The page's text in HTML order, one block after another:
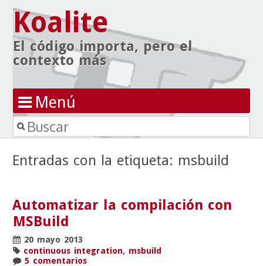
Koalite
El código importa, pero el
contexto más
Menú
Ir al contenido
Buscar
Entradas con la etiqueta: msbuild
Automatizar la compilación con
MSBuild
20 mayo 2013
continuous integration, msbuild
5 comentarios